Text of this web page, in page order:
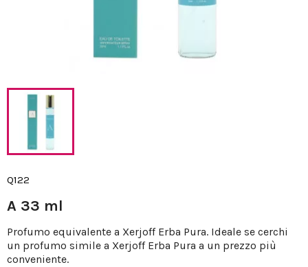
Q122
A 33 ml
Profumo equivalente a Xerjoff Erba Pura. Ideale se cerchi
un profumo simile a Xerjoff Erba Pura a un prezzo più
conveniente.